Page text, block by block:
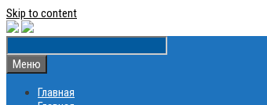
Skip to content
Меню
Главная